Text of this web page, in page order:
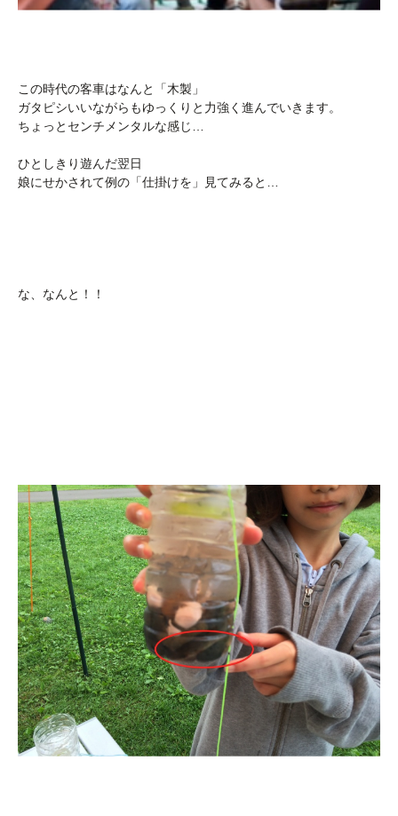
この時代の客車はなんと「木製」
ガタピシいいながらもゆっくりと力強く進んでいきます。
ちょっとセンチメンタルな感じ…
ひとしきり遊んだ翌日
娘にせかされて例の「仕掛けを」見てみると…
な、なんと！！